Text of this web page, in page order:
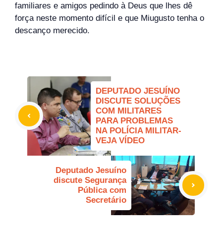
familiares e amigos pedindo à Deus que lhes dê
força neste momento difícil e que Miugusto tenha o
descanço merecido.
DEPUTADO JESUÍNO
DISCUTE SOLUÇÕES
COM MILITARES
PARA PROBLEMAS
NA POLÍCIA MILITAR-
VEJA VÍDEO
Deputado Jesuíno
discute Segurança
Pública com
Secretário